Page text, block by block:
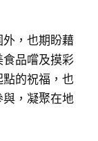
，也期盼藉
品嚐及摸彩
的祝福，也
，凝聚在地